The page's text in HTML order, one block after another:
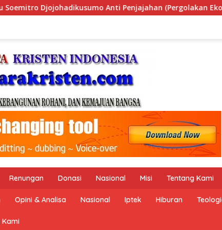
(Pergolakan Ekonomi Politik Indonesia) &
Renungan Donasi Nasional Misi Tentang Kami
Opini & Analisa Nasional Iptek Hiburan
Kami